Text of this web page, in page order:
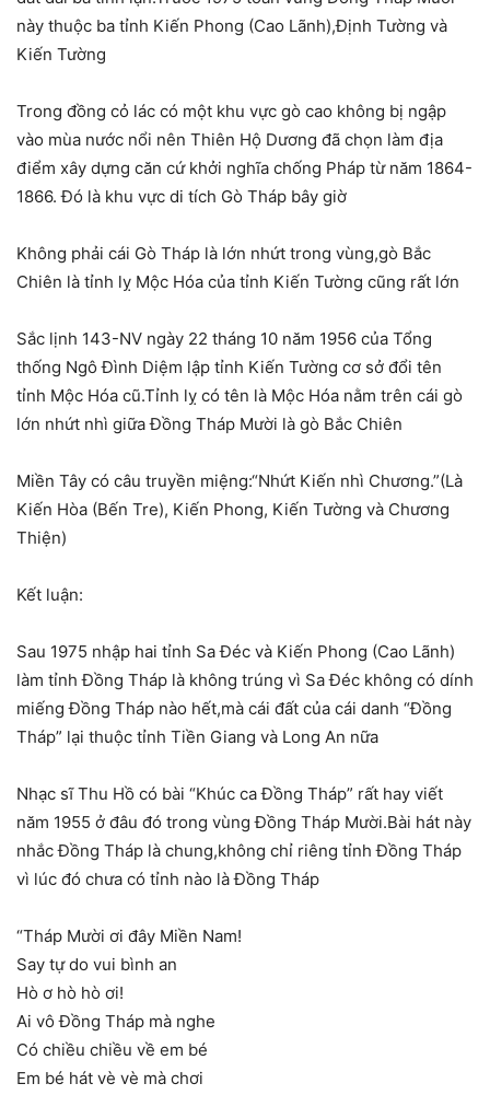
này thuộc ba tỉnh Kiến Phong (Cao Lãnh),Định Tường và
Kiến Tường
Trong đồng cỏ lác có một khu vực gò cao không bị ngập
vào mùa nước nổi nên Thiên Hộ Dương đã chọn làm địa
điểm xây dựng căn cứ khởi nghĩa chống Pháp từ năm 1864-
1866. Đó là khu vực di tích Gò Tháp bây giờ
Không phải cái Gò Tháp là lớn nhứt trong vùng,gò Bắc
Chiên là tỉnh lỵ Mộc Hóa của tỉnh Kiến Tường cũng rất lớn
Sắc lịnh 143-NV ngày 22 tháng 10 năm 1956 của Tổng
thống Ngô Đình Diệm lập tỉnh Kiến Tường cơ sở đổi tên
tỉnh Mộc Hóa cũ.Tỉnh lỵ có tên là Mộc Hóa nằm trên cái gò
lớn nhứt nhì giữa Đồng Tháp Mười là gò Bắc Chiên
Miền Tây có câu truyền miệng:“Nhứt Kiến nhì Chương.”(Là
Kiến Hòa (Bến Tre), Kiến Phong, Kiến Tường và Chương
Thiện)
Kết luận:
Sau 1975 nhập hai tỉnh Sa Đéc và Kiến Phong (Cao Lãnh)
làm tỉnh Đồng Tháp là không trúng vì Sa Đéc không có dính
miếng Đồng Tháp nào hết,mà cái đất của cái danh “Đồng
Tháp” lại thuộc tỉnh Tiền Giang và Long An nữa
Nhạc sĩ Thu Hồ có bài “Khúc ca Đồng Tháp” rất hay viết
năm 1955 ở đâu đó trong vùng Đồng Tháp Mười.Bài hát này
nhắc Đồng Tháp là chung,không chỉ riêng tỉnh Đồng Tháp
vì lúc đó chưa có tỉnh nào là Đồng Tháp
“Tháp Mười ơi đây Miền Nam!
Say tự do vui bình an
Hò ơ hò hò ơi!
Ai vô Đồng Tháp mà nghe
Có chiều chiều về em bé
Em bé hát vè vè mà chơi